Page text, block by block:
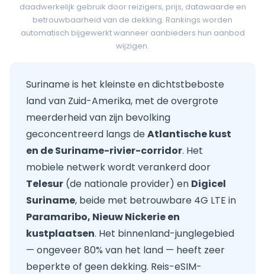
daadwerkelijk gebruik door reizigers, prijs, datawaarde en
betrouwbaarheid van de dekking. Rankings worden
automatisch bijgewerkt wanneer aanbieders hun aanbod
wijzigen.
Suriname is het kleinste en dichtstbeboste
land van Zuid-Amerika, met de overgrote
meerderheid van zijn bevolking
geconcentreerd langs deAtlantische kust
en de Suriname-rivier-corridor. Het
mobiele netwerk wordt verankerd door
Telesur (de nationale provider) en Digicel
Suriname, beide met betrouwbare 4G LTE in
Paramaribo, Nieuw Nickerie en
kustplaatsen. Het binnenland-junglegebied
— ongeveer 80% van het land — heeft zeer
beperkte of geen dekking. Reis-eSIM-